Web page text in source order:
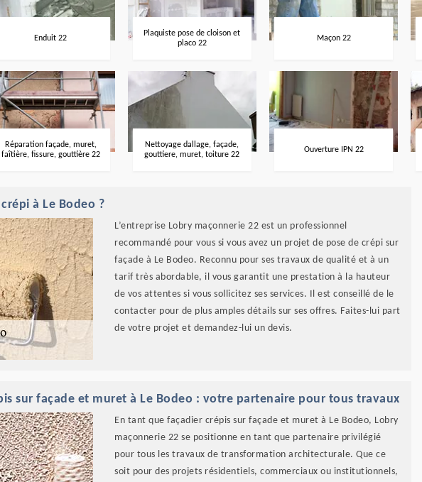
Enduit 22
Plaquiste pose de cloison et
placo 22
Maçon 22
Réparation façade, muret,
faîtière, fissure, gouttière 22
Nettoyage dallage, façade,
gouttiere, muret, toiture 22
Ouverture IPN 22
à Le Bodeo ?
L’entreprise Lobry maçonnerie 22 est un professionnel
recommandé pour vous si vous avez un projet de pose de crépi sur
façade à Le Bodeo. Reconnu pour ses travaux de qualité et à un
tarif très abordable, il vous garantit une prestation à la hauteur
de vos attentes si vous sollicitez ses services. Il est conseillé de le
contacter pour de plus amples détails sur ses offres. Faites-lui part
de votre projet et demandez-lui un devis.
sur façade et muret à Le Bodeo : votre partenaire pour tous travaux
En tant que façadier crépis sur façade et muret à Le Bodeo, Lobry
maçonnerie 22 se positionne en tant que partenaire privilégié
pour tous les travaux de transformation architecturale. Que ce
soit pour des projets résidentiels, commerciaux ou institutionnels,